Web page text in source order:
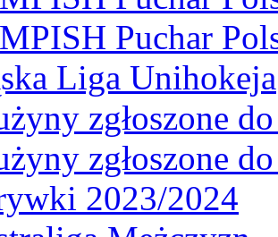
Puchar
Liga Unihokeja
zgłoszone
zgłoszone
2023/2024